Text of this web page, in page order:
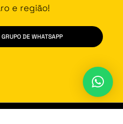
e região!
DE WHATSAPP